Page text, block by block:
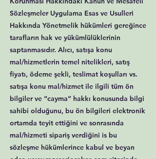
Sözleşmeler Uygulama Esas ve Usulleri
Hakkında Yönetmelik hükümleri gereğince
tarafların hak ve yükümlülüklerinin
saptanmasıdır. Alıcı, satışa konu
mal/hizmetlerin temel nitelikleri, satış
fiyatı, ödeme şekli, teslimat koşulları vs.
satışa konu mal/hizmet ile ilgili tüm ön
bilgiler ve “cayma” hakkı konusunda bilgi
sahibi olduğunu, bu ön bilgileri elektronik
ortamda teyit ettiğini ve sonrasında
mal/hizmeti sipariş verdiğini is bu
sözleşme hükümlerince kabul ve beyan